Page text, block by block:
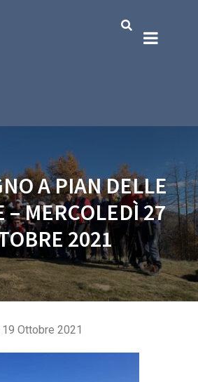
A PIAN DELLE
– MERCOLEDÌ 27
2021
Ottobre 2021